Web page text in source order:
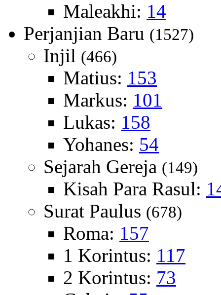
Maleakhi: 14
Perjanjian Baru (1527)
Injil (466)
Matius: 153
Markus: 101
Lukas: 158
Yohanes: 54
Sejarah Gereja (149)
Kisah Para Rasul:
Surat Paulus (678)
Roma: 157
1 Korintus: 117
2 Korintus: 73